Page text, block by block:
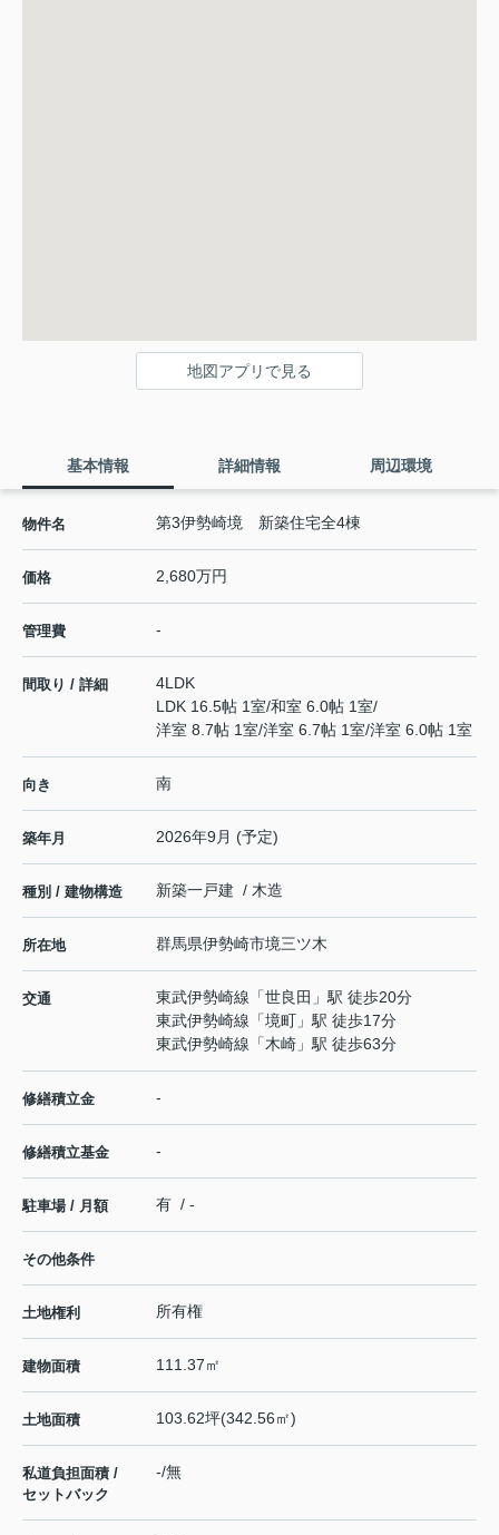
地図アプリで見る
基本情報 詳細情報 周辺環境
物件名 第3伊勢崎境 新築住宅全4棟
価格 2,680万円
管理費 -
間取り / 詳細
4LDK
LDK 16.5帖 1室/和室 6.0帖 1室/
洋室 8.7帖 1室/洋室 6.7帖 1室/洋室 6.0帖 1室
向き 南
築年月 2026年9月 (予定)
種別 / 建物構造 新築一戸建 / 木造
所在地 群馬県伊勢崎市境三ツ木
交通 東武伊勢崎線 「世良田 」駅 徒歩20分
東武伊勢崎線 「境町 」駅 徒歩17分
東武伊勢崎線 「木崎 」駅 徒歩63分
修繕積立金 -
修繕積立基金 -
駐車場 / 月額 有 / -
その他条件
土地権利 所有権
建物面積 111.37㎡
土地面積 103.62坪(342.56㎡)
私道負担面積 /
セットバック
-/無